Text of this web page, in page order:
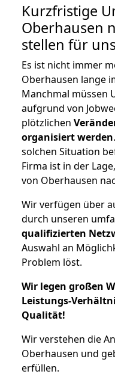
Kurzfristige
Oberhausen
stellen für
Es ist nicht immer
Oberhausen lange
Manchmal müssen
aufgrund von
plötzlichen
organisiert werden
solchen Situation
Firma ist in der
von Oberhausen
Wir verfügen über
durch unseren
qualifizierten
Auswahl an
Problem löst.
Wir legen großen
Leistungs-
Qualität!
Wir verstehen die
Oberhausen und
erfüllen.